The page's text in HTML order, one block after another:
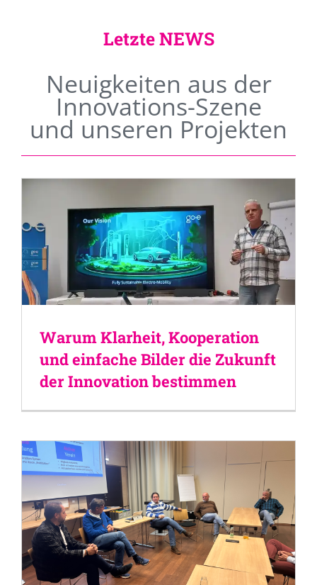
Letzte NEWS
Neuigkeiten aus der
Innovations-Szene
und unseren Projekten
Warum Klarheit, Kooperation
und einfache Bilder die Zukunft
der Innovation bestimmen